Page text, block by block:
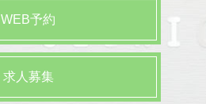
WEB予約
求人募集